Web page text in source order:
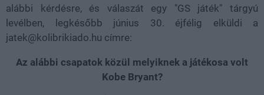
alábbi kérdésre, és válaszát egy "GS játék" tárgyú
levélben, legkésőbb június 30. éjfélig elküldi a
jatek@kolibrikiado.hu címre:
Az alábbi csapatok közül melyiknek a játékosa volt
Kobe Bryant?